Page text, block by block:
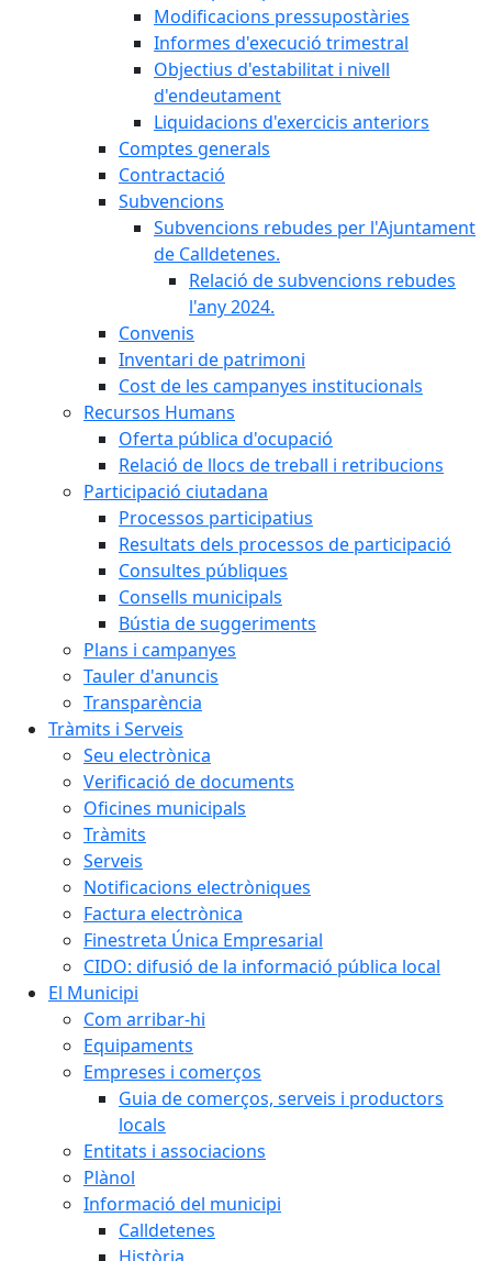
Modificacions pressupostàries
Informes d'execució trimestral
Objectius d'estabilitat i nivell
d'endeutament
Liquidacions d'exercicis anteriors
Comptes generals
Contractació
Subvencions
Subvencions rebudes per l'Ajuntament
de Calldetenes.
Relació de subvencions rebudes
l'any 2024.
Convenis
Inventari de patrimoni
Cost de les campanyes institucionals
Recursos Humans
Oferta pública d'ocupació
Relació de llocs de treball i retribucions
Participació ciutadana
Processos participatius
Resultats dels processos de participació
Consultes públiques
Consells municipals
Bústia de suggeriments
Plans i campanyes
Tauler d'anuncis
Transparència
Tràmits i Serveis
Seu electrònica
Verificació de documents
Oficines municipals
Tràmits
Serveis
Notificacions electròniques
Factura electrònica
Finestreta Única Empresarial
CIDO: difusió de la informació pública local
El Municipi
Com arribar-hi
Equipaments
Empreses i comerços
Guia de comerços, serveis i productors
locals
Entitats i associacions
Plànol
Informació del municipi
Calldetenes